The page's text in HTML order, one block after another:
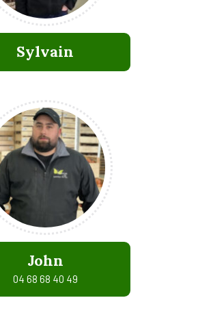
Sylvain
John
04 68 68 40 49